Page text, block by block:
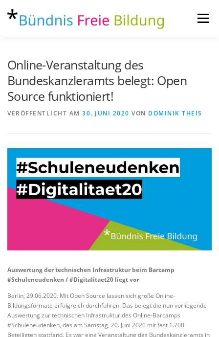
Inhalt
springen
Menü
Online-Veranstaltung des
Bundeskanzleramts belegt: Open
Source funktioniert!
VERÖFFENTLICHT AM 30. JUNI 2020 VON DOMINIK THEIS
Auswertung der technischen Infrastruktur beim Barcamp
#Schuleneudenken / #Digitalitaet20 liegt vor
Berlin, 29.06.2020. Mit Open Source lassen sich große Online-
Bildungsformate erfolgreich durchführen. Das belegt die nun vorliegende
Auswertung zur technischen Infrastruktur des Online-Barcamps
#Schuleneudenken, das am Samstag, 20. Juni 2020 mit fast 1.700
Beteiligten stattfand. Es war eine Veranstaltung des Bundeskanzleramts in